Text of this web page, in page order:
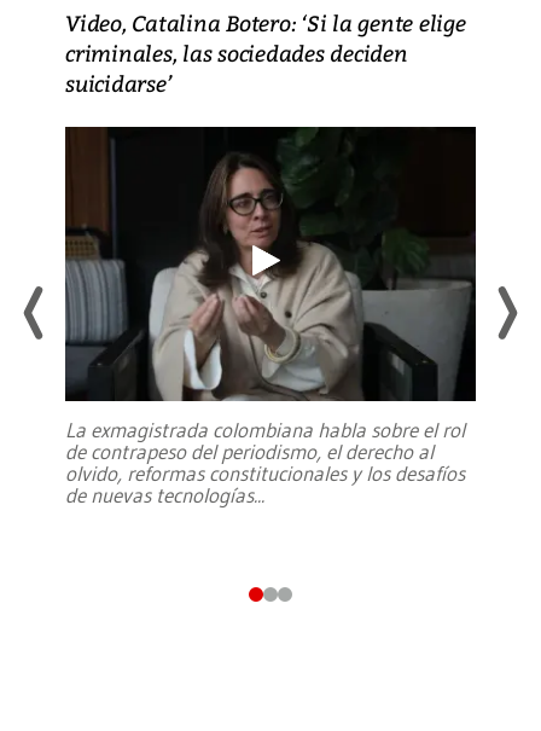
Video, Catalina Botero: ‘Si la gente elige
criminales, las sociedades deciden
suicidarse’
La exmagistrada colombiana habla sobre el rol
de contrapeso del periodismo, el derecho al
olvido, reformas constitucionales y los desafíos
de nuevas tecnologías...